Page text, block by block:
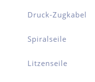
Druck-Zugkabel
Spiralseile
Litzenseile